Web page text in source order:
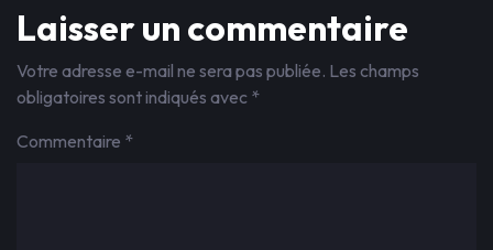
Laisser un commentaire
Votre adresse e-mail ne sera pas publiée. Les champs
obligatoires sont indiqués avec *
Commentaire *